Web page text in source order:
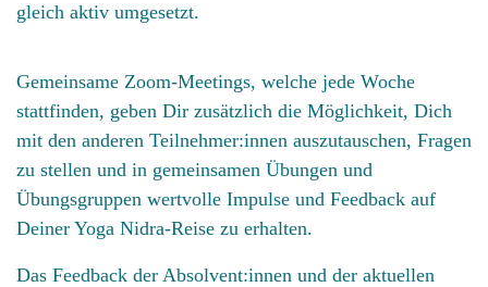
gleich aktiv umgesetzt.
Gemeinsame Zoom-Meetings, welche jede Woche
stattfinden, geben Dir zusätzlich die Möglichkeit, Dich
mit den anderen Teilnehmer:innen auszutauschen, Fragen
zu stellen und in gemeinsamen Übungen und
Übungsgruppen wertvolle Impulse und Feedback auf
Deiner Yoga Nidra-Reise zu erhalten.
Das Feedback der Absolvent:innen und der aktuellen